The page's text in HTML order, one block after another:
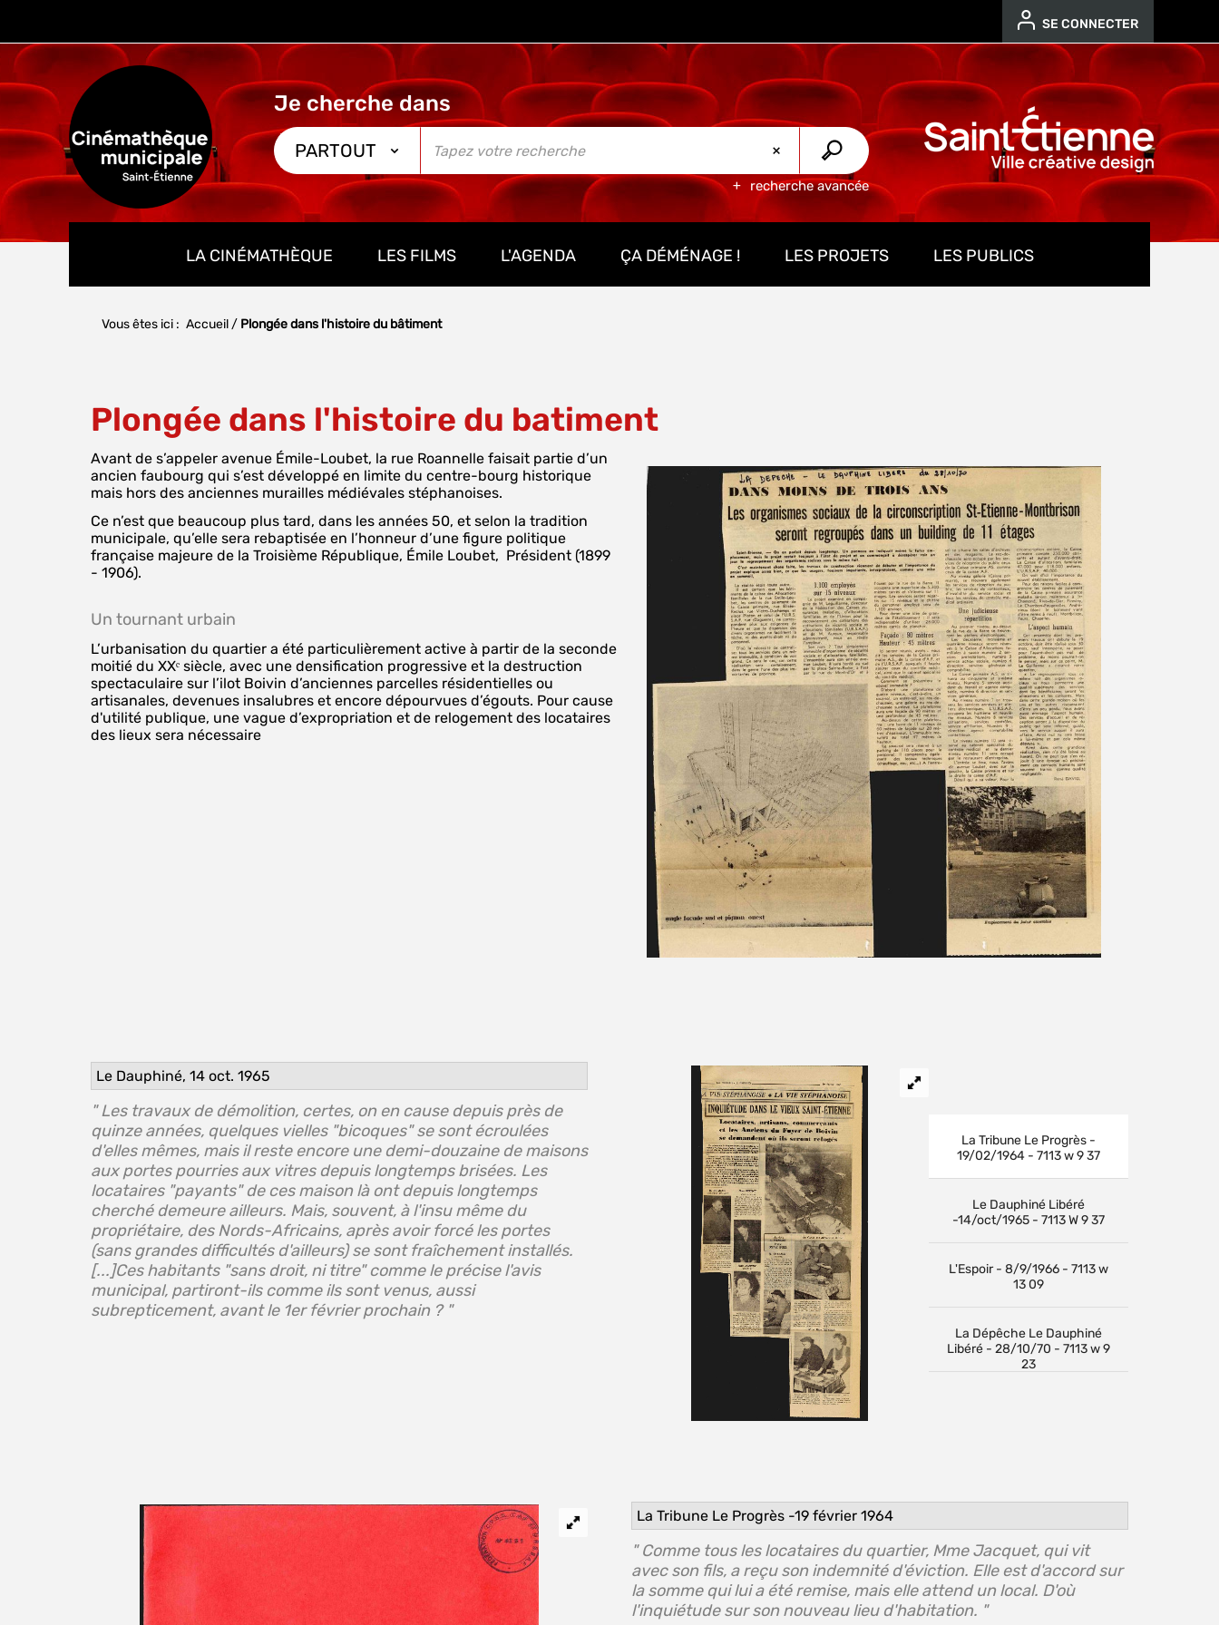
recherche
SE CONNECTER
PARTOUT
recherche avancée
Vous êtes ici : Accueil/ Plongée dans l'histoire du bâtiment
LA CINÉMATHÈQUE LES FILMS L'AGENDA ÇA DÉMÉNAGE ! LES PROJETS LES PUBLICS
Plongée dans l'histoire du batiment
Avant de s’appeler avenue Émile-Loubet, la rue Roannelle faisait partie d’un
ancien faubourg qui s’est développé en limite du centre-bourg historique
mais hors des anciennes murailles médiévales stéphanoises.
Ce n’est que beaucoup plus tard, dans les années 50, et selon la tradition
municipale, qu’elle sera rebaptisée en l’honneur d’une figure politique
française majeure de la Troisième République, Émile Loubet, Président (1899
- 1906).
Un tournant urbain
L’urbanisation du quartier a été particulièrement active à partir de la seconde
moitié du XXᵉ siècle, avec une densification progressive et la destruction
spectaculaire sur l’ilot Boivin d’anciennes parcelles résidentielles ou
artisanales, devenues insalubres et encore dépourvues d’égouts. Pour cause
d'utilité publique, une vague d’expropriation et de relogement des locataires
des lieux sera nécessaire
Le Dauphiné, 14 oct. 1965
" Les travaux de démolition, certes, on en cause depuis près de
quinze années, quelques vielles "bicoques" se sont écroulées
d'elles mêmes, mais il reste encore une demi-douzaine de maisons
aux portes pourries aux vitres depuis longtemps brisées. Les
locataires "payants" de ces maison là ont depuis longtemps
cherché demeure ailleurs. Mais, souvent, à l'insu même du
propriétaire, des Nords-Africains, après avoir forcé les portes
(sans grandes difficultés d'ailleurs) se sont fraîchement installés.
[...]Ces habitants "sans droit, ni titre" comme le précise l'avis
municipal, partiront-ils comme ils sont venus, aussi
subrepticement, avant le 1er février prochain ? "
La Tribune Le Progrès -
19/02/1964 - 7113 w 9 37
Le Dauphiné Libéré
-14/oct/1965 - 7113 W 9 37
L'Espoir - 8/9/1966 - 7113 w
13 09
La Dépêche Le Dauphiné
Libéré - 28/10/70 - 7113 w 9
23
La Tribune Le Progrès -19 février 1964
" Comme tous les locataires du quartier, Mme Jacquet, qui vit
avec son fils, a reçu son indemnité d'éviction. Elle est d'accord sur
la somme qui lui a été remise, mais elle attend un local. D'où
l'inquiétude sur son nouveau lieu d'habitation. "